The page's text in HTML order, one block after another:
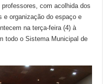
com acolhida dos
e organização do espaço e
na terça-feira (4) à
todo o Sistema Municipal de